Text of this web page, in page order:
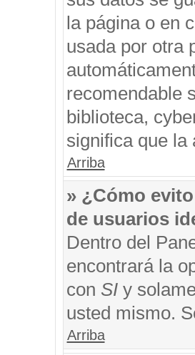
la página o en
usada por otra
recomendable
biblioteca,
significa que la
Arriba
» ¿Cómo
de usuarios
Dentro del
encontrará la
con SIy
usted mismo.
Arriba